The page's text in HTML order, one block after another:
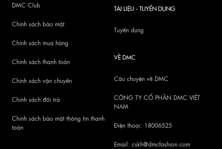
DMC Club
Chính sách bảo mật
Chính sách mua hàng
Chính sách thanh toán
Chính sách vận chuyển
Chính sách đổi trả
Chính sách bảo mật thông tin thanh
toán
TÀI LIỆU - TUYỂN DỤNG
Tuyển dụng
VỀ DMC
Câu chuyện về DMC
CÔNG TY CỔ PHẦN DMC VIỆT
NAM
Điện thoại: 18006525
Email: cskh@dmcfashion.com